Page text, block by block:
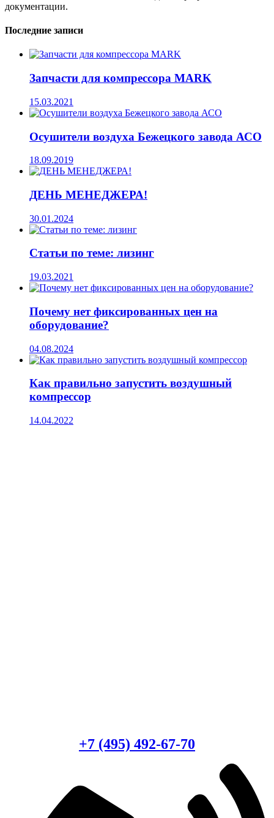
документации.
Последние записи
Запчасти для компрессора MARK
15.03.2021
Осушители воздуха Бежецкого завода АСО
18.09.2019
ДЕНЬ МЕНЕДЖЕРА!
30.01.2024
Статьи по теме: лизинг
19.03.2021
Почему нет фиксированных цен на
оборудование?
04.08.2024
Как правильно запустить воздушный
компрессор
14.04.2022
+7 (495) 492-67-70